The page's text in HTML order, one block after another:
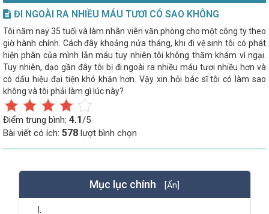
ĐI NGOÀI RA NHIỀU MÁU TƯƠI CÓ SAO KHÔNG
Tôi năm nay 35 tuổi và làm nhân viên văn phòng cho một công ty theo
giờ hành chính. Cách đây khoảng nửa tháng, khi đi vệ sinh tôi có phát
hiện phân của mình lẫn máu tuy nhiên tôi không thăm khám vì ngại.
Tuy nhiên, dạo gần đây tôi bị đi ngoài ra nhiều máu tươi nhiều hơn và
có dấu hiệu đại tiện khó khăn hơn. Vậy xin hỏi bác sĩ tôi có làm sao
không và tôi phải làm gì lúc này?
Điểm trung bình: 4.1/5
Bài viết có ích: 578 lượt bình chọn
Mục lục chính [Ẩn]